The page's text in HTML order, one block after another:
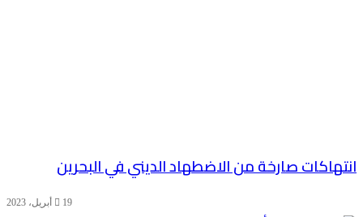
انتهاكات صارخة من الاضطهاد الديني في البحرين
19 أبريل، 2023